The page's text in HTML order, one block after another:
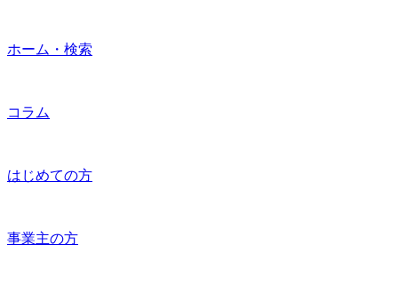
ホーム・検索
コラム
はじめての方
事業主の方